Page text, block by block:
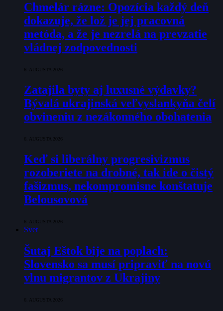
Chmelár rázne: Opozícia každý deň
dokazuje, že lož je jej pracovná
metóda, a že je nezrelá na prevzatie
vládnej zodpovednosti
6. AUGUSTA 2026
Zatajila byty aj luxusné výdavky?
Bývalá ukrajinská veľvyslankyňa čelí
obvineniu z nezákonného obohatenia
6. AUGUSTA 2026
Keď si liberálny progresivizmus
rozoberiete na drobné, tak ide o čistý
fašizmus, nekompromisne konštatuje
Belousovová
6. AUGUSTA 2026
Svet
Šutaj Eštok bije na poplach:
Slovensko sa musí pripraviť na novú
vlnu migrantov z Ukrajiny
6. AUGUSTA 2026